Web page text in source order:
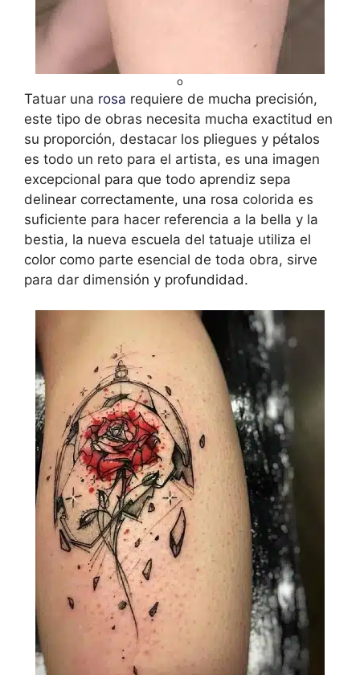
o
Tatuar una rosa requiere de mucha precisión,
este tipo de obras necesita mucha exactitud en
su proporción, destacar los pliegues y pétalos
es todo un reto para el artista, es una imagen
excepcional para que todo aprendiz sepa
delinear correctamente, una rosa colorida es
suficiente para hacer referencia a la bella y la
bestia, la nueva escuela del tatuaje utiliza el
color como parte esencial de toda obra, sirve
para dar dimensión y profundidad.